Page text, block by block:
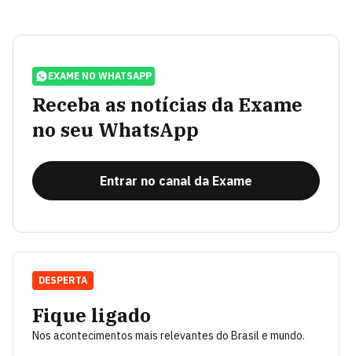
EXAME NO WHATSAPP
Receba as notícias da Exame
no seu WhatsApp
Entrar no canal da Exame
Fique ligado
Nos acontecimentos mais relevantes do Brasil e mundo.
DESPERTA